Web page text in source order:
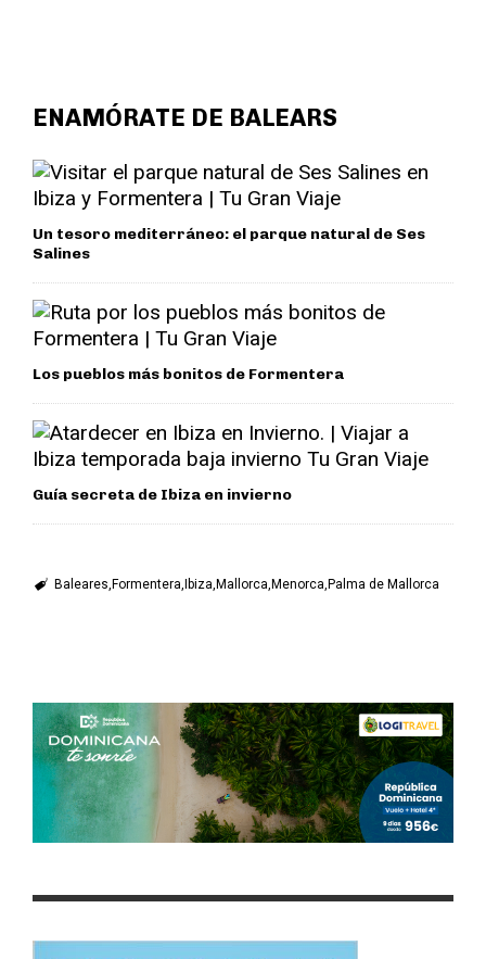
ENAMÓRATE DE BALEARS
Un tesoro mediterráneo: el parque natural de Ses
Salines
Los pueblos más bonitos de Formentera
Guía secreta de Ibiza en invierno
Baleares Formentera Ibiza Mallorca Menorca Palma de Mallorca